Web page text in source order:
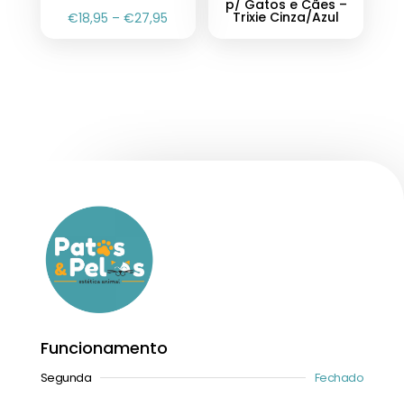
€18,95 –€27,95
p/ Gatos e Cães –
Trixie Cinza/Azul
Funcionamento
Segunda
Fechado